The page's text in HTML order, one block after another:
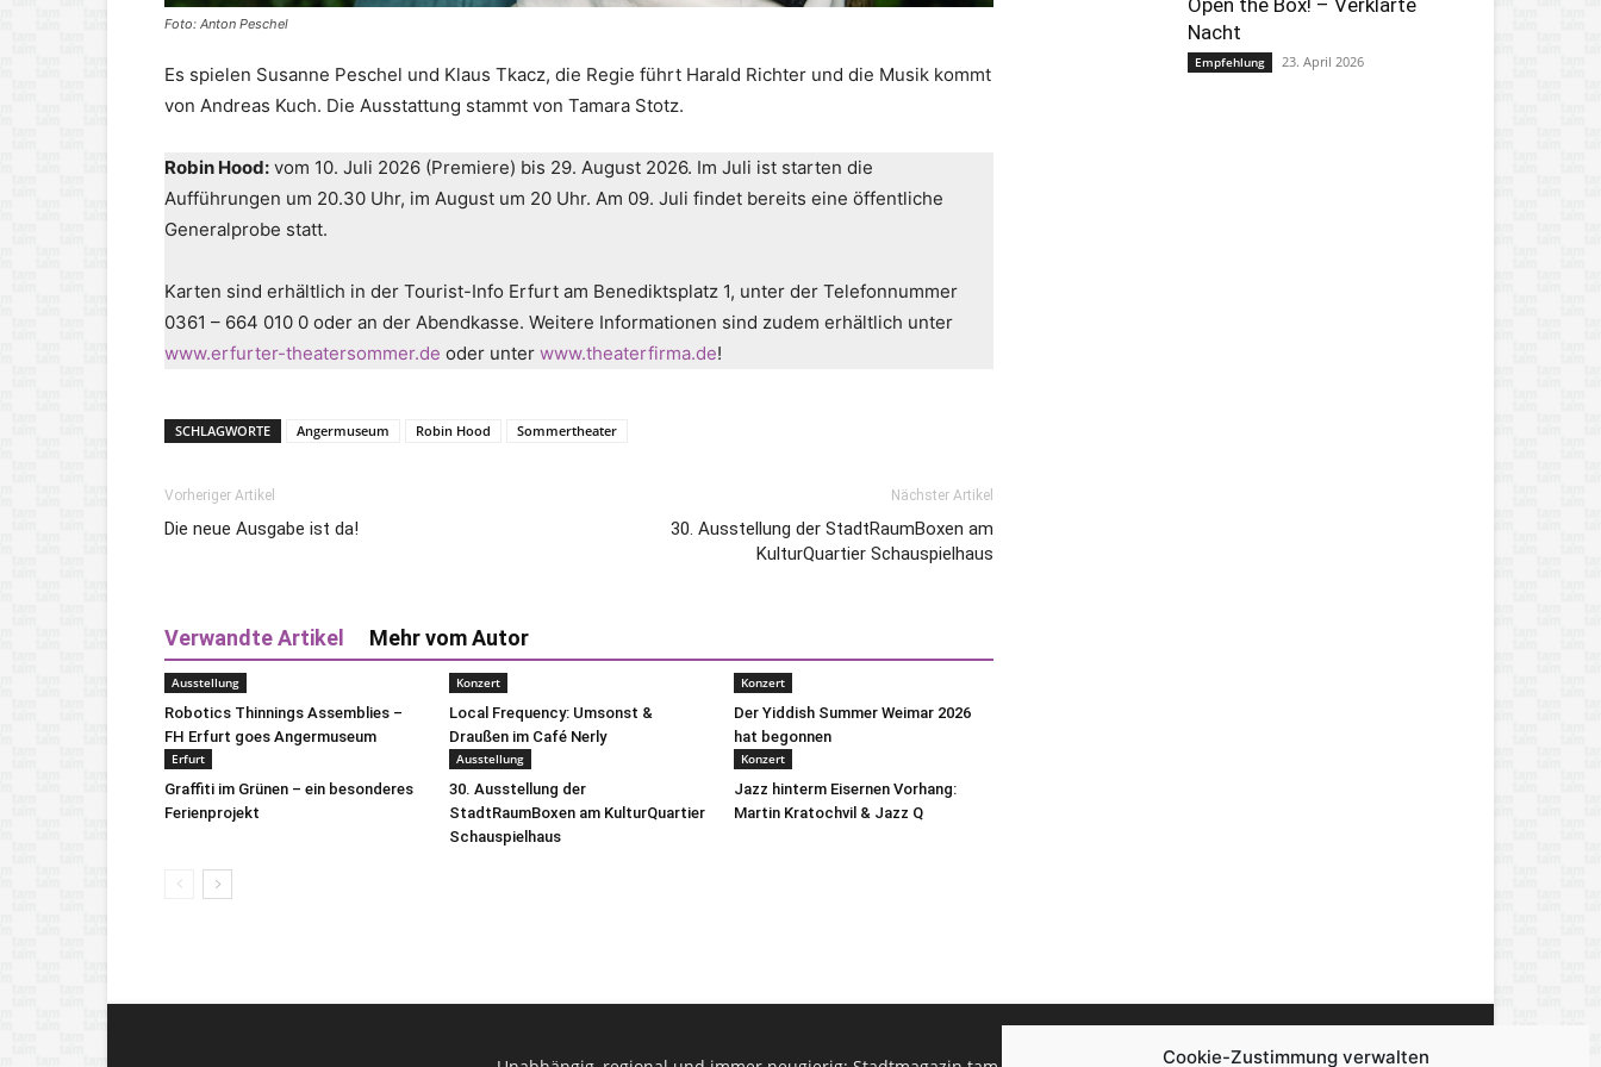
Cookie-Zustimmung verwalten
Foto: Anton Peschel
Es spielen Susanne Peschel und Klaus Tkacz, die Regie führt Harald Richter und die Musik kommt
von Andreas Kuch. Die Ausstattung stammt von Tamara Stotz.
Robin Hood: vom 10. Juli 2026 (Premiere) bis 29. August 2026. Im Juli ist starten die
Aufführungen um 20.30 Uhr, im August um 20 Uhr. Am 09. Juli findet bereits eine öffentliche
Generalprobe statt.
Karten sind erhältlich in der Tourist-Info Erfurt am Benediktsplatz 1, unter der Telefonnummer
0361 – 664 010 0 oder an der Abendkasse. Weitere Informationen sind zudem erhältlich unter
www.erfurter-theatersommer.de oder unter www.theaterfirma.de!
SCHLAGWORTE Angermuseum Robin Hood Sommertheater
Vorheriger Artikel
Die neue Ausgabe ist da!
Nächster Artikel
30. Ausstellung der StadtRaumBoxen am
KulturQuartier Schauspielhaus
Verwandte Artikel Mehr vom Autor
Ausstellung
Robotics Thinnings Assemblies –
FH Erfurt goes Angermuseum
Konzert
Local Frequency: Umsonst &
Draußen im Café Nerly
Konzert
Der Yiddish Summer Weimar 2026
hat begonnen
Erfurt
Graffiti im Grünen – ein besonderes
Ferienprojekt
Ausstellung
30. Ausstellung der
StadtRaumBoxen am KulturQuartier
Schauspielhaus
Konzert
Jazz hinterm Eisernen Vorhang:
Martin Kratochvil & Jazz Q
Open the Box! – Verklärte
Nacht
Empfehlung 23. April 2026